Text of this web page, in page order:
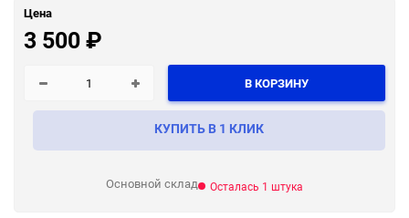
Цена
3 500₽
В КОРЗИНУ
КУПИТЬ В 1 КЛИК
Основной склад Осталась 1 штука